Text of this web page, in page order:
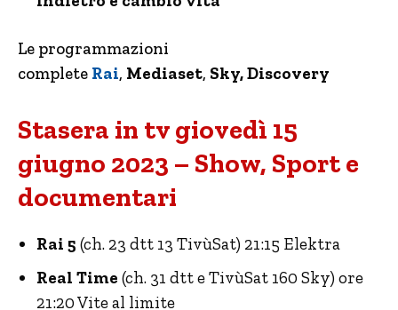
Le programmazioni
complete Rai, Mediaset, Sky, Discovery
Stasera in tv giovedì 15
giugno 2023 – Show, Sport e
documentari
Rai 5 (ch. 23 dtt 13 TivùSat) 21:15 Elektra
Real Time (ch. 31 dtt e TivùSat 160 Sky) ore
21:20 Vite al limite